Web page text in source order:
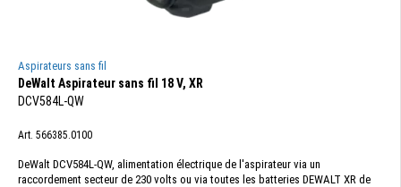
Aspirateurs sans fil
DeWalt Aspirateur sans fil 18 V, XR
DCV584L-QW
Art. 566385.0100
DeWalt DCV584L-QW, alimentation électrique de l'aspirateur via un
raccordement secteur de 230 volts ou via toutes les batteries DEWALT XR de